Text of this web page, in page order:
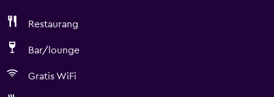
Restaurang
Bar/lounge
Gratis WiFi